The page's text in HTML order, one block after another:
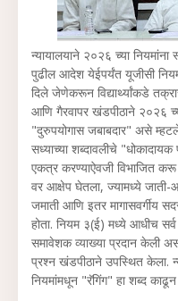
न्यायालयाने २०२६ च्या नियमांना
पुढील आदेश येईपर्यंत यूजीसी
दिले जेणेकरून विद्यार्थ्यांकडे
आणि गैरवापर खंडपीठाने २०२६
"दुरुपयोगास जबाबदार" असे म्हटले.
सध्याच्या शब्दावलीचे
एकत्र करण्याऐवजी विभाजित
वर आक्षेप घेतला, ज्यामध्ये जाती-
जमाती आणि इतर मागासवर्गीय
होता. नियम ३(ई) मध्ये आधीच सर्व
समावेशक व्याख्या प्रदान केली
प्रश्न खंडपीठाने उपस्थित केला.
नियमांमधून "रॅगिंग" हा शब्द